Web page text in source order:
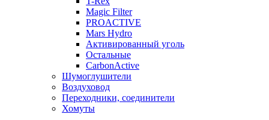
Magic Filter
PROACTIVE
Mars Hydro
Активированный уголь
Остальные
CarbonActive
Шумоглушители
Воздуховод
Переходники, соединители
Хомуты